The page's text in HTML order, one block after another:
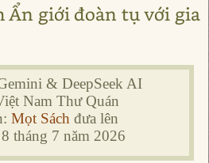
Ẩn giới đoàn tụ với gia
& DeepSeek AI
Nam Thư Quán
Mọt Sách đưa lên
tháng 7 năm 2026